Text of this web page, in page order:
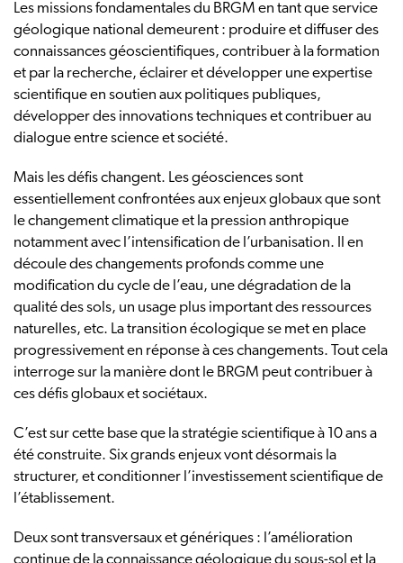
Les missions fondamentales du BRGM en tant que service
géologique national demeurent : produire et diffuser des
connaissances géoscientifiques, contribuer à la formation
et par la recherche, éclairer et développer une expertise
scientifique en soutien aux politiques publiques,
développer des innovations techniques et contribuer au
dialogue entre science et société.
Mais les défis changent. Les géosciences sont
essentiellement confrontées aux enjeux globaux que sont
le changement climatique et la pression anthropique
notamment avec l’intensification de l’urbanisation. Il en
découle des changements profonds comme une
modification du cycle de l’eau, une dégradation de la
qualité des sols, un usage plus important des ressources
naturelles, etc. La transition écologique se met en place
progressivement en réponse à ces changements. Tout cela
interroge sur la manière dont le BRGM peut contribuer à
ces défis globaux et sociétaux.
C’est sur cette base que la stratégie scientifique à 10 ans a
été construite. Six grands enjeux vont désormais la
structurer, et conditionner l’investissement scientifique de
l’établissement.
Deux sont transversaux et génériques : l’amélioration